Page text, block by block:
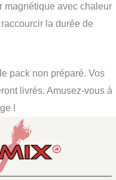
magnétique avec chaleur
la durée de
pack non préparé. Vos
livrés. Amusez-vous à
!